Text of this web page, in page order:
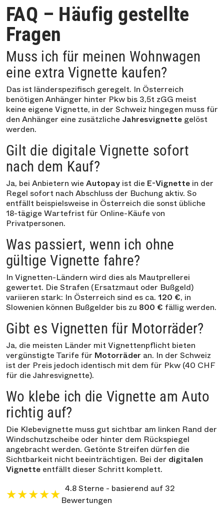
FAQ – Häufig gestellte
Fragen
Muss ich für meinen Wohnwagen
eine extra Vignette kaufen?
Das ist länderspezifisch geregelt. In Österreich
benötigen Anhänger hinter Pkw bis 3,5t zGG meist
keine eigene Vignette, in der Schweiz hingegen muss für
den Anhänger eine zusätzliche Jahresvignette gelöst
werden.
Gilt die digitale Vignette sofort
nach dem Kauf?
Ja, bei Anbietern wie Autopay ist die E-Vignette in der
Regel sofort nach Abschluss der Buchung aktiv. So
entfällt beispielsweise in Österreich die sonst übliche
18-tägige Wartefrist für Online-Käufe von
Privatpersonen.
Was passiert, wenn ich ohne
gültige Vignette fahre?
In Vignetten-Ländern wird dies als Mautprellerei
gewertet. Die Strafen (Ersatzmaut oder Bußgeld)
variieren stark: In Österreich sind es ca. 120 €, in
Slowenien können Bußgelder bis zu 800 € fällig werden.
Gibt es Vignetten für Motorräder?
Ja, die meisten Länder mit Vignettenpflicht bieten
vergünstigte Tarife für Motorräder an. In der Schweiz
ist der Preis jedoch identisch mit dem für Pkw (40 CHF
für die Jahresvignette).
Wo klebe ich die Vignette am Auto
richtig auf?
Die Klebevignette muss gut sichtbar am linken Rand der
Windschutzscheibe oder hinter dem Rückspiegel
angebracht werden. Getönte Streifen dürfen die
Sichtbarkeit nicht beeinträchtigen. Bei der digitalen
Vignette entfällt dieser Schritt komplett.
★★★★★ 4.8 Sterne - basierend auf 32
Bewertungen